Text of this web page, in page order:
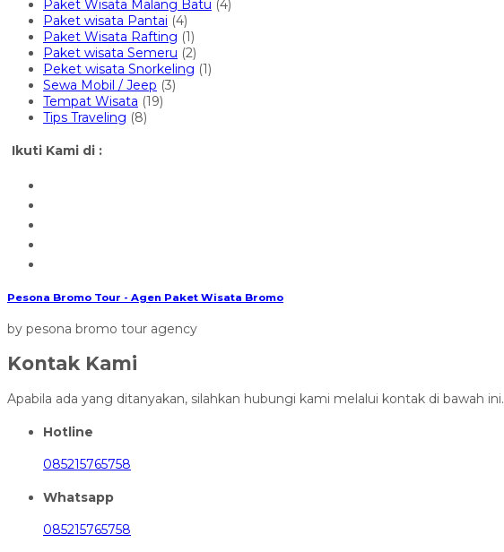
Paket Wisata Malang Batu (4)
Paket wisata Pantai (4)
Paket Wisata Rafting (1)
Paket wisata Semeru (2)
Peket wisata Snorkeling (1)
Sewa Mobil / Jeep (3)
Tempat Wisata (19)
Tips Traveling (8)
Ikuti Kami di :
Pesona Bromo Tour - Agen Paket Wisata Bromo
by pesona bromo tour agency
Kontak Kami
Apabila ada yang ditanyakan, silahkan hubungi kami melalui kontak di bawah ini.
Hotline
085215765758
Whatsapp
085215765758